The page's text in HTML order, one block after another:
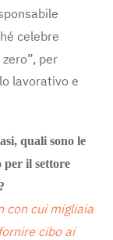
celebre
per
lavorativo e
quali sono le
per il settore
con cui migliaia
cibo ai